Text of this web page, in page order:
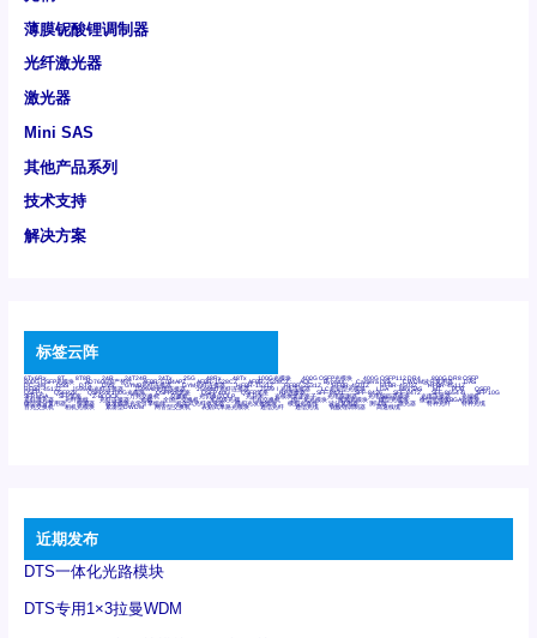
薄膜铌酸锂调制器
光纤激光器
激光器
Mini SAS
其他产品系列
技术支持
解决方案
标签云阵
6Tx6Rx 8T 8T8R 24R 24T24R 24Tx 25G 48Rx 48Tx 100G光模块 400G OSFP光模块 400G QSFP112 DR4 800G DR8 OSFP
800G OSFP光模块 AD7606国产替代 AFBR-57B4APZ AFBR-1528CZ AFBR-2528CZ AOC Bypass Camera Link CWDM波分复用器 DAS
DC~4M DSS DTS DVS GYMB光纤连接器 GYM光纤连接器 HFBR-1531Z HFBR-2531Z HFBR-4501Z HFBR-4503Z HFBR-4511Z
HFBR-4513Z J599A6光纤连接器 J599A8光电连接器 J599MT光纤连接器 J599Ⅰ光电连接器 LC超短型光模块 LGA Mini SAS MT POB QSFP
QSFP+ QSFP28 QSFP28 100G光模块 QSFP28笼座 QSFP 40G QSFP笼座 RP连接器 SFF-8431 SFF-8436 SFF-8472 SFF-8654 4i SFP 10G
SFP MSA SFP笼座 Z-BLOCK 万兆交换机 交换机 光切换仪OLP 光开关 光模块笼子座子 光电探测器 光电编码器模块 光电连接器 光端机
光纤激光器 光纤跳线 光纤连接器 光耦 全国产交换机 军品级光耦 千兆交换机 国产化光模块 射频光模块 微型光模块 微型可插拔BGA光模块
微型波分复用器 探测器 收发模块光学引擎组件 机架式光纤收发器 模拟光发射模块 模拟光器件 波分复用器 测试版 激光器 特种光纤 特种光缆
百兆交换机 相机光模块 紧凑型DWDM 网管型交换机 表贴式单路光模块 通信光纤 通信光缆 铌酸锂调制器 高速线缆
近期发布
DTS一体化光路模块
DTS专用1×3拉曼WDM